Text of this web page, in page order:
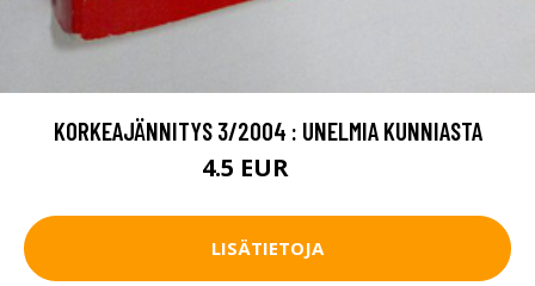
KORKEAJÄNNITYS 3/2004 : UNELMIA KUNNIASTA
4.5 EUR
LISÄTIETOJA